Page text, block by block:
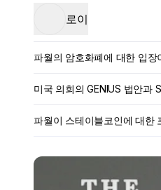
로이
파월의 암호화폐에 대한 입장
미국 의회의 GENIUS 법안과
파월이 스테이블코인에 대한